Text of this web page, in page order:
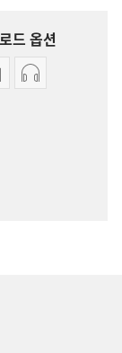
드 옵션
판물오디오